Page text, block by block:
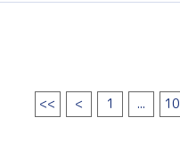
<< < 1 ... 10